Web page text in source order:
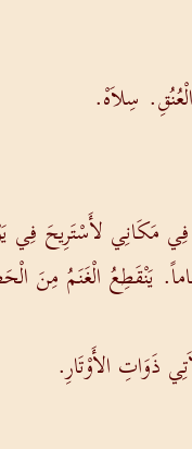
سِلاَهْ.
لأَسْتَرِيحَ فِي
يَنْقَطِعُ الْغَنَمُ مِنَ
ذَوَاتِ الأَوْتَارِ.